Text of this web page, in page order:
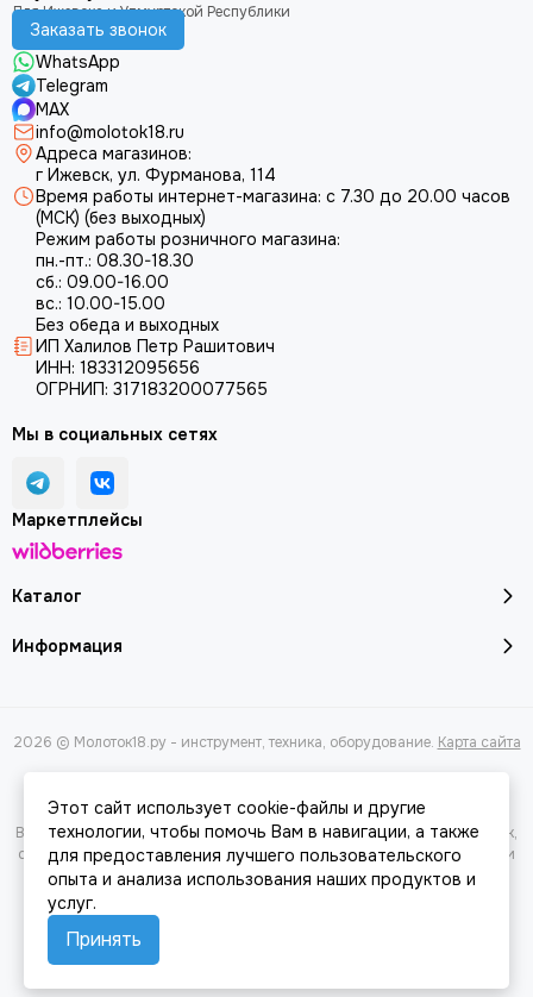
Заказать звонок
WhatsApp
Telegram
MAX
info@molotok18.ru
Адреса магазинов:
г Ижевск, ул. Фурманова, 114
Время работы интернет-магазина: с 7.30 до 20.00 часов
(МСК) (без выходных)
Режим работы розничного магазина:
пн.-пт.: 08.30-18.30
сб.: 09.00-16.00
вс.: 10.00-15.00
Без обеда и выходных
ИП Халилов Петр Рашитович
ИНН: 183312095656
ОГРНИП: 317183200077565
Каталог
Информация
Мы в социальных сетях
Маркетплейсы
2026 © Молоток18.ру - инструмент, техника, оборудование. Карта сайта
Вся представленная на сайте информация, касающаяся характеристик,
стоимости товаров и услуг, носит информационный характер и ни при
каких условиях не является публичной офертой, определяемой
положениями Статьи 437(2) Гражданского кодекса РФ.
Этот сайт использует cookie-файлы и другие
технологии, чтобы помочь Вам в навигации, а также
для предоставления лучшего пользовательского
опыта и анализа использования наших продуктов и
услуг.
Принять